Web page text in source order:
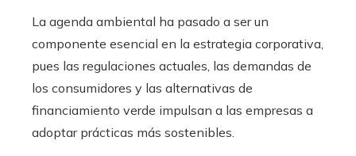
La agenda ambiental ha pasado a ser un
componente esencial en la estrategia corporativa,
pues las regulaciones actuales, las demandas de
los consumidores y las alternativas de
financiamiento verde impulsan a las empresas a
adoptar prácticas más sostenibles.